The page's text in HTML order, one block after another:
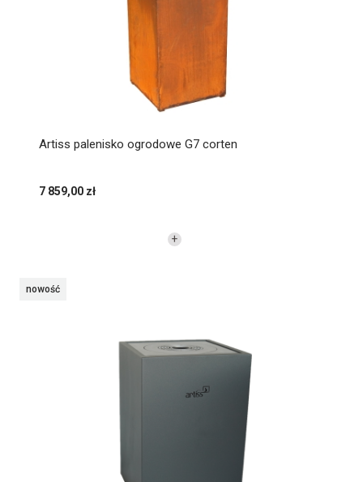
Artiss palenisko ogrodowe G7 corten
7 859,00 zł
nowość